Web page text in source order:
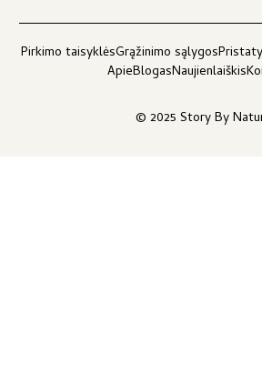
© 2025 Story By
Pirkimo taisyklėsGrąžinimo sąlygos
ApieBlogasNaujienlaiškis